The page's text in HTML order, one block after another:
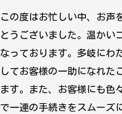
この度はお忙しい中、お声
とうございました。温かい
なっております。多岐にわ
してお客様の一助になれた
ます。また、お客様にも色
で一連の手続きをスムーズ